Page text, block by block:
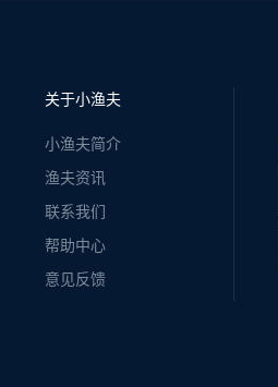
关于小渔夫
小渔夫简介
渔夫资讯
联系我们
帮助中心
意见反馈